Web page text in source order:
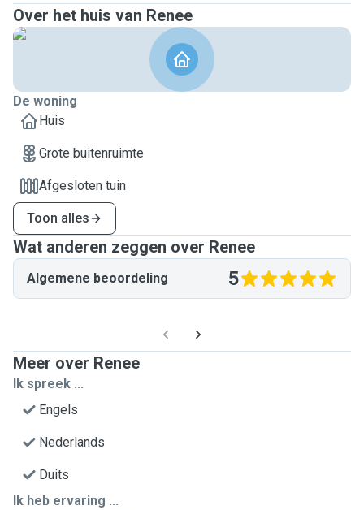
Over het huis van Renee
De woning
Huis
Grote buitenruimte
Afgesloten tuin
Toon alles
Wat anderen zeggen over Renee
Algemene beoordeling 5
Meer over Renee
Ik spreek ...
Engels
Nederlands
Duits
Ik heb ervaring ...